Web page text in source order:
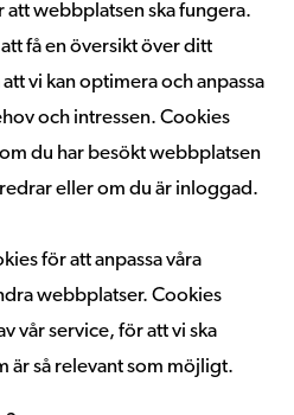
webbplatsen ska fungera.
få en översikt över ditt
vi kan optimera och anpassa
och intressen. Cookies
du har besökt webbplatsen
eller om du är inloggad.
för att anpassa våra
webbplatser. Cookies
vår service, för att vi ska
är så relevant som möjligt.